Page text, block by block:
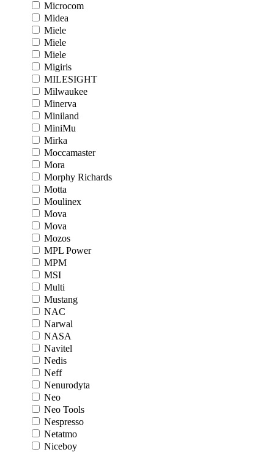
Microcom
Midea
Miele
Miele
Miele
Migiris
MILESIGHT
Milwaukee
Minerva
Miniland
MiniMu
Mirka
Moccamaster
Mora
Morphy Richards
Motta
Moulinex
Mova
Mova
Mozos
MPL Power
MPM
MSI
Multi
Mustang
NAC
Narwal
NASA
Navitel
Nedis
Neff
Nenurodyta
Neo
Neo Tools
Nespresso
Netatmo
Niceboy